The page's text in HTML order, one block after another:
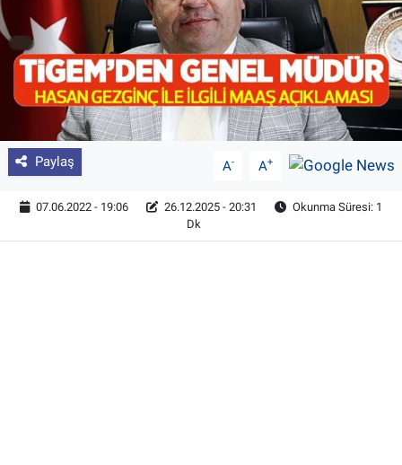
Paylaş A- A+
07.06.2022 - 19:06 26.12.2025 - 20:31
Okunma Süresi: 1
Dk
Dünyada Tarım
Üretici Birlikleri
Şeker ve Şekerli Mamüller